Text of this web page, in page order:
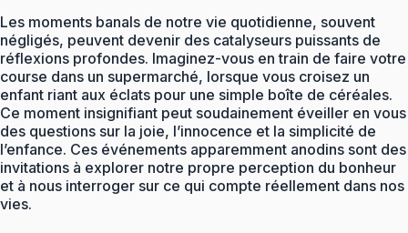
Les moments banals de notre vie quotidienne, souvent
négligés, peuvent devenir des catalyseurs puissants de
réflexions profondes. Imaginez-vous en train de faire votre
course dans un supermarché, lorsque vous croisez un
enfant riant aux éclats pour une simple boîte de céréales.
Ce moment insignifiant peut soudainement éveiller en vous
des questions sur la joie, l’innocence et la simplicité de
l’enfance. Ces événements apparemment anodins sont des
invitations à explorer notre propre perception du bonheur
et à nous interroger sur ce qui compte réellement dans nos
vies.